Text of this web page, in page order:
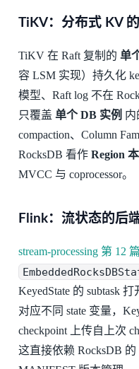
TiKV：分布式 KV
TiKV 在 Raft 复制的 单
容 LSM 实现）持久化
模型、Raft log 不在
只覆盖 单个 DB 实例 内
compaction、Column
RocksDB 看作 Region
MVCC 与 coprocessor。
Flink：流状态的后
stream-processing 第 12 篇
KeyedState 的 subtask
对应不同 state 变量，
checkpoint 上传自上次
这直接依赖 RocksDB 的